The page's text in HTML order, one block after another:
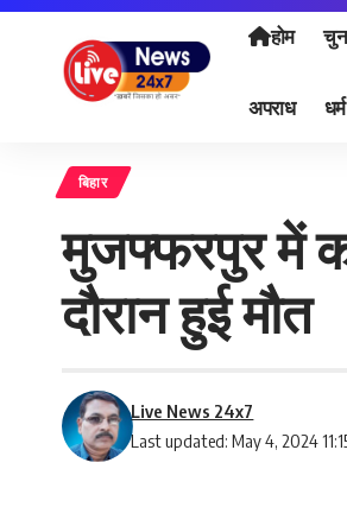
होम
अपराध धर्म
बिहार
मुजफ्फरपुर में
दौरान हुई मौत
Last updated: May 4, 2024
Live News 24x7